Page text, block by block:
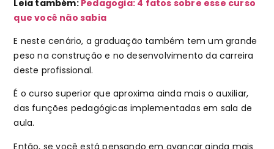
Leia também: Pedagogia: 4 fatos sobre esse curso
que você não sabia
E neste cenário, a graduação também tem um grande
peso na construção e no desenvolvimento da carreira
deste profissional.
É o curso superior que aproxima ainda mais o auxiliar,
das funções pedagógicas implementadas em sala de
aula.
Então, se você está pensando em avançar ainda mais